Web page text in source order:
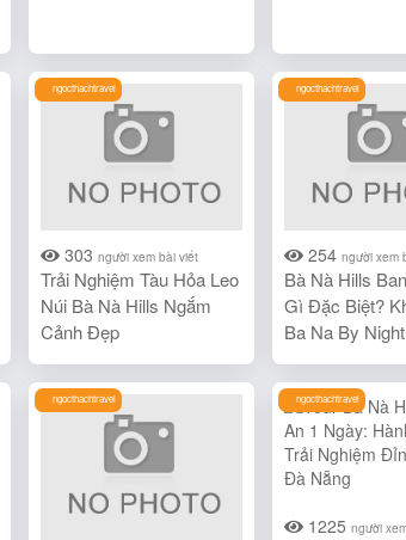
ngocthachtravel
303 người xem bài viết
Trải Nghiệm Tàu Hỏa Leo
Núi Bà Nà Hills Ngắm
Cảnh Đẹp
ngocthachtravel
254 người xem
Bà Nà Hills
Gì Đặc Biệt?
Ba Na By Night
ngocthachtravel ngocthachtravel
1225 người